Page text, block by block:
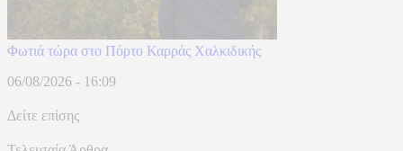
Φωτιά τώρα στο Πόρτο Καρράς Χαλκιδικής
06/08/2026 - 16:09
Δείτε επίσης